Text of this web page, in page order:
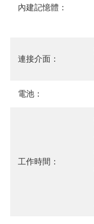
內建記憶體：
連接介面：
電池：
工作時間：